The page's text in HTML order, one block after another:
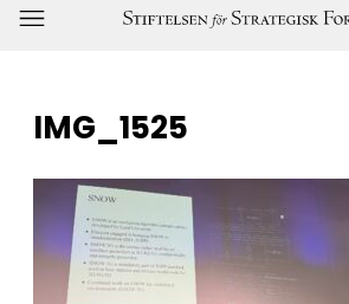
till
innehåll
IMG_1525